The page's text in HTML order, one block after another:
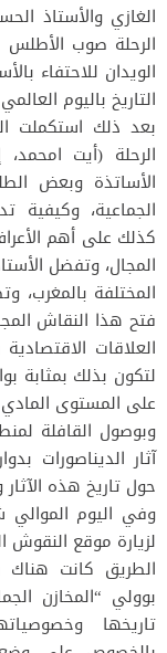
الغازي والأستاذ
الرحلة صوب الأطلس
الويدان للاحتفاء
التاريخ باليوم
بعد ذلك استكملت
الرحلة (أيت
الأساتذة وبعض
الجماعية، وكيفية
كذلك على أهم
المجال، وتفضل
المختلفة بالمغرب،
فتح هذا النقاش
العلاقات
لتكون بذلك بمثابة
على المستوى المادي
وبوصول القافلة
آثار الديناصورات
حول تاريخ هذه
وفي اليوم الموالي
لزيارة موقع
الطريق كانت هناك
بوولي “المخازن
تاريخها